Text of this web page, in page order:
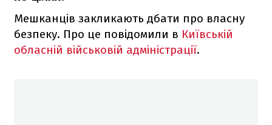
Мешканців закликають дбати про власну
безпеку. Про це повідомили в Київській
обласній військовій адміністрації.